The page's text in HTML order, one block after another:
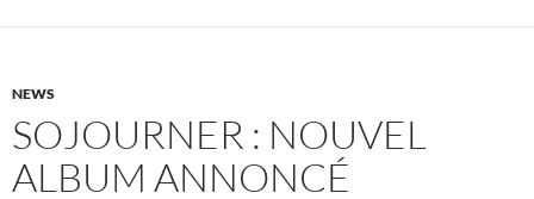
NEWS
SOJOURNER : NOUVEL
ALBUM ANNONCÉ